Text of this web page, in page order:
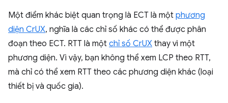
Một điểm khác biệt quan trọng là ECT là một phương
diện CrUX, nghĩa là các chỉ số khác có thể được phân
đoạn theo ECT. RTT là một chỉ số CrUX thay vì một
phương diện. Vì vậy, bạn không thể xem LCP theo RTT,
mà chỉ có thể xem RTT theo các phương diện khác (loại
thiết bị và quốc gia).